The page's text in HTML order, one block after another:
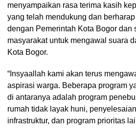
menyampaikan rasa terima kasih
yang telah mendukung dan
dengan Pemerintah Kota Bogor dan
masyarakat untuk mengawal suara
Kota Bogor.
“Insyaallah kami akan terus
aspirasi warga. Beberapa program
di antaranya adalah program
rumah tidak layak huni,
infrastruktur, dan program prioritas